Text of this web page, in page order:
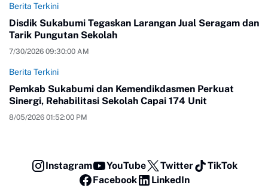
Berita Terkini
Disdik Sukabumi Tegaskan Larangan Jual Seragam dan
Tarik Pungutan Sekolah
7/30/2026 09:30:00 AM
Berita Terkini
Pemkab Sukabumi dan Kemendikdasmen Perkuat
Sinergi, Rehabilitasi Sekolah Capai 174 Unit
8/05/2026 01:52:00 PM
Instagram YouTube Twitter
TikTok
Facebook
LinkedIn